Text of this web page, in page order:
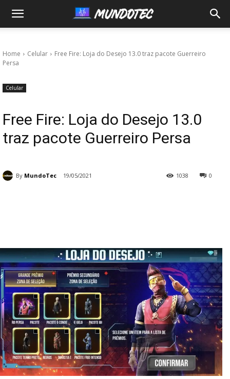
MundoTec
Home Celular
Free Fire: Loja do Desejo 13.0 traz pacote Guerreiro
Persa
Celular
Free Fire: Loja do Desejo 13.0
traz pacote Guerreiro Persa
By MundoTec 19/05/2021 0
1038